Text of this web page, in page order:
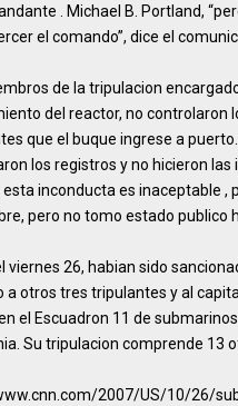
. Michael B. Portland,
el comando”, dice el
de la tripulacion
del reactor, no controlaron
que el buque ingrese a
los registros y no hicieron
inconducta es inaceptable ,
pero no tomo estado publico
viernes 26, habian sido
a otros tres tripulantes y al
el Escuadron 11 de
Su tripulacion comprende 13
2007/US/10/26/